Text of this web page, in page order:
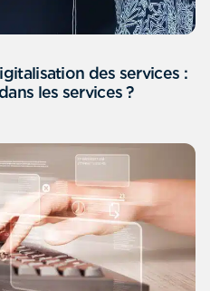
des services :
les services ?